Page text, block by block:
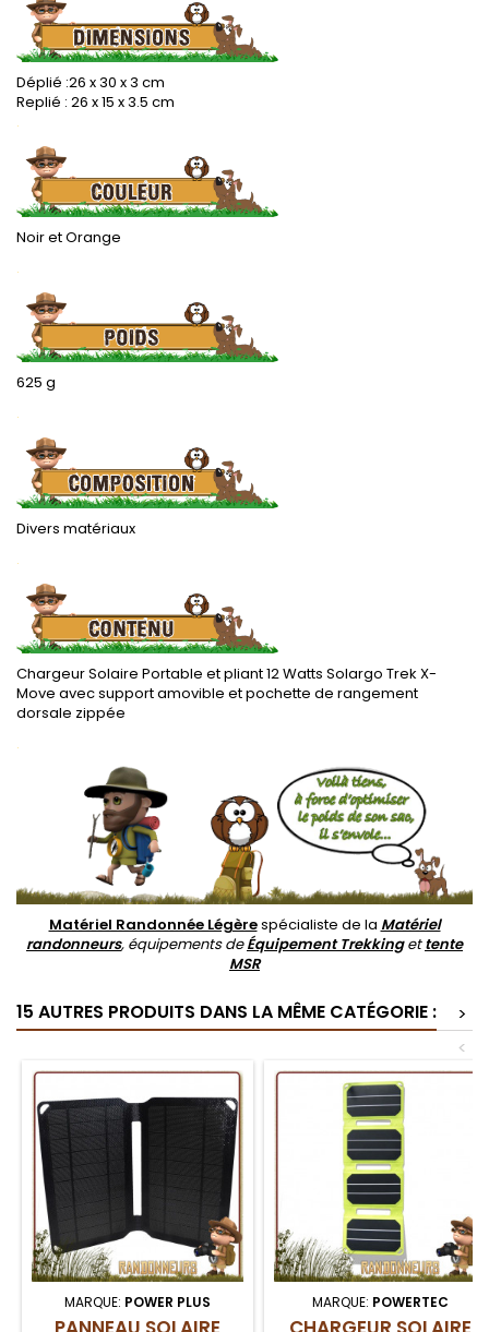
Déplié :26 x 30 x 3 cm
Replié : 26 x 15 x 3.5 cm
.
Noir et Orange
.
625 g
.
Divers matériaux
.
Chargeur Solaire Portable et pliant 12 Watts Solargo Trek X-
Move avec support amovible et pochette de rangement
dorsale zippée
.
Matériel Randonnée Légèrespécialiste de la Matériel
randonneurs, équipements deÉquipement Trekkingettente
MSR
15 AUTRES PRODUITS DANS LA MÊME CATÉGORIE :
>
<
MARQUE: POWER PLUS MARQUE: POWERTEC